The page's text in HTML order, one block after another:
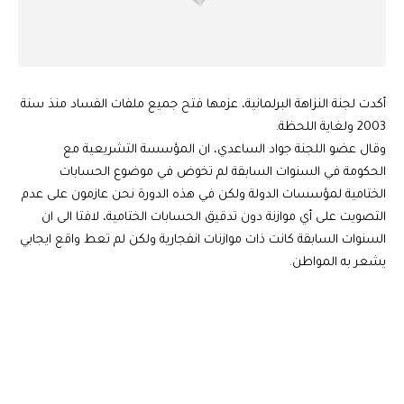
أكدت لجنة النزاهة البرلمانية، عزمها فتح جميع ملفات الفساد منذ سنة
2003 ولغاية اللحظة.
وقال عضو اللجنة جواد الساعدي، ان المؤسسة التشريعية مع
الحكومة في السنوات السابقة لم تخوض في موضوع الحسابات
الختامية لمؤسسات الدولة ولكن في هذه الدورة نحن عازمون على عدم
التصويت على أي موازنة دون تدقيق الحسابات الختامية، لافتا الى ان
السنوات السابقة كانت ذات موازنات انفجارية ولكن لم تعط واقع ايجابي
يشعر به المواطن.